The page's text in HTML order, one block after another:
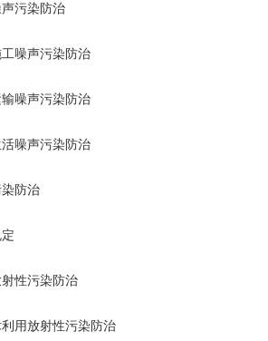
污染防治
噪声污染防治
噪声污染防治
噪声污染防治
防治
性污染防治
用放射性污染防治